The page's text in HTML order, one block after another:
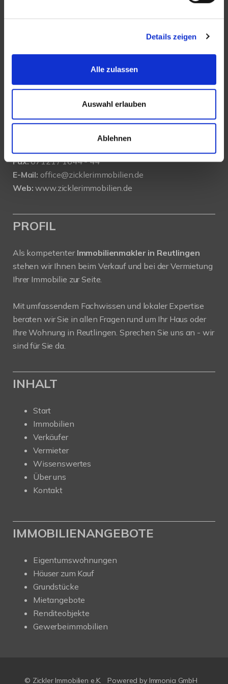
Details zeigen
Alle zulassen
Auswahl erlauben
Ablehnen
KONTAKT
D-72762 Reutlingen
Fax:07121 / 1644 - 44
E-Mail: office@zicklerimmobilien.de
Web: www.zicklerimmobilien.de
PROFIL
Als kompetenter Immobilienmakler in Reutlingen
stehen wir Ihnen beim Verkauf und bei der Vermietung
Ihrer Immobilie zur Seite.
Mit umfassendem Fachwissen und lokaler Expertise
beraten wir Sie in allen Fragen rund um Ihr Haus oder
Ihre Wohnung in Reutlingen. Sprechen Sie uns an - wir
sind für Sie da.
INHALT
Start
Immobilien
Verkäufer
Vermieter
Wissenswertes
Über uns
Kontakt
IMMOBILIENANGEBOTE
Eigentumswohnungen
Häuser zum Kauf
Grundstücke
Mietangebote
Renditeobjekte
Gewerbeimmobilien
© Zickler Immobilien e.K. Powered by Immonia GmbH